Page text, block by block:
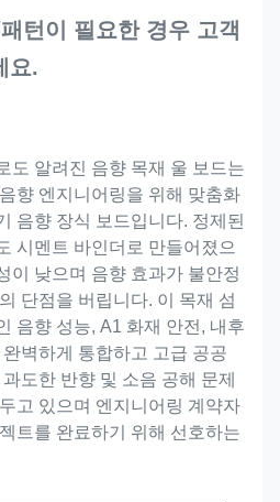
턴이 필요한 경우 고객
요.
도 알려진 음향 목재 울 보드는
향 엔지니어링을 위해 맞춤화
음향 장식 보드입니다. 정제된
시멘트 바인더로 만들어졌으
이 낮으며 음향 효과가 불안정
단점을 버립니다. 이 목재 섬
음향 성능, A1 화재 안전, 내후
벽하게 통합하고 고급 공공
도한 반향 및 소음 공해 문제
고 있으며 엔지니어링 계약자
트를 완료하기 위해 선호하는